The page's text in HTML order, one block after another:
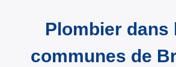
Plombier dans
communes de